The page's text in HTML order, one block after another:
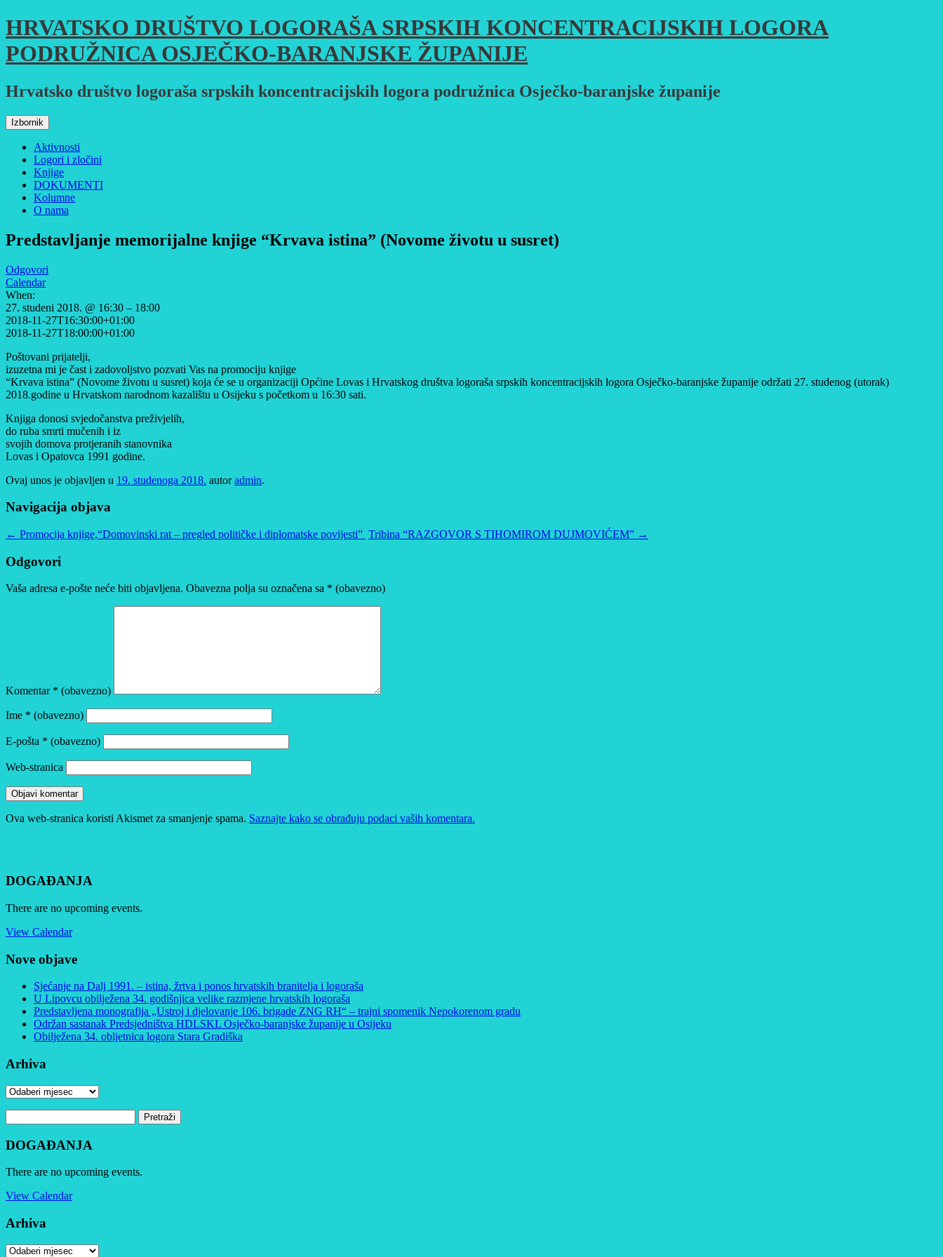
Skoči
do
sadržaja
HRVATSKO DRUŠTVO LOGORAŠA SRPSKIH KONCENTRACIJSKIH LOGORA
PODRUŽNICA OSJEČKO-BARANJSKE ŽUPANIJE
Hrvatsko društvo logoraša srpskih koncentracijskih logora podružnica Osječko-baranjske županije
Izbornik
Aktivnosti
Logori i zločini
Knjige
DOKUMENTI
Kolumne
O nama
Predstavljanje memorijalne knjige “Krvava istina” (Novome životu u susret)
Odgovori
Calendar
When:
27. studeni 2018. @ 16:30 – 18:00
2018-11-27T16:30:00+01:00
2018-11-27T18:00:00+01:00
Poštovani prijatelji,
izuzetna mi je čast i zadovoljstvo pozvati Vas na promociju knjige
“Krvava istina” (Novome životu u susret) koja će se u organizaciji Općine Lovas i Hrvatskog društva logoraša srpskih koncentracijskih logora Osječko-baranjske županije održati 27. studenog (utorak)
2018.godine u Hrvatskom narodnom kazalištu u Osijeku s početkom u 16:30 sati.
Knjiga donosi svjedočanstva preživjelih,
do ruba smrti mučenih i iz
svojih domova protjeranih stanovnika
Lovas i Opatovca 1991 godine.
Ovaj unos je objavljen u 19. studenoga 2018. autoradmin.
Navigacija objava
← Promocija knjige,“Domovinski rat – pregled političke i diplomatske povijesti” Tribina “RAZGOVOR S TIHOMIROM DUJMOVIĆEM” →
Odgovori
Vaša adresa e-pošte neće biti objavljena. Obavezna polja su označena sa * (obavezno)
Komentar * (obavezno)
Ime * (obavezno)
E-pošta * (obavezno)
Web-stranica
Ova web-stranica koristi Akismet za smanjenje spama. Saznajte kako se obrađuju podaci vaših komentara.
DOGAĐANJA
There are no upcoming events.
View Calendar
Nove objave
Sjećanje na Dalj 1991. – istina, žrtva i ponos hrvatskih branitelja i logoraša
U Lipovcu obilježena 34. godišnjica velike razmjene hrvatskih logoraša
Predstavljena monografija „Ustroj i djelovanje 106. brigade ZNG RH“ – trajni spomenik Nepokorenom gradu
Održan sastanak Predsjedništva HDLSKL Osječko-baranjske županije u Osijeku
Obilježena 34. obljetnica logora Stara Gradiška
Arhiva
Arhiva
DOGAĐANJA
There are no upcoming events.
View Calendar
Arhiva
Arhiva